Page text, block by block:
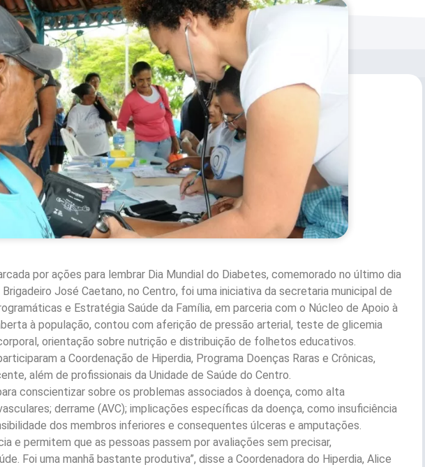
por ações para lembrar Dia Mundial do Diabetes, comemorado no último dia
José Caetano, no Centro, foi uma iniciativa da secretaria municipal de
e Estratégia Saúde da Família, em parceria com o Núcleo de Apoio à
à população, contou com aferição de pressão arterial, teste de glicemia
orientação sobre nutrição e distribuição de folhetos educativos.
a Coordenação de Hiperdia, Programa Doenças Raras e Crônicas,
além de profissionais da Unidade de Saúde do Centro.
conscientizar sobre os problemas associados à doença, como alta
derrame (AVC); implicações específicas da doença, como insuficiência
dos membros inferiores e consequentes úlceras e amputações.
e permitem que as pessoas passem por avaliações sem precisar,
Foi uma manhã bastante produtiva”, disse a Coordenadora do Hiperdia, Alice